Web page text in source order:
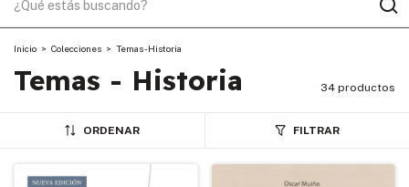
Inicio > Colecciones > Temas - Historia
Temas - Historia 34 productos
ORDENAR FILTRAR